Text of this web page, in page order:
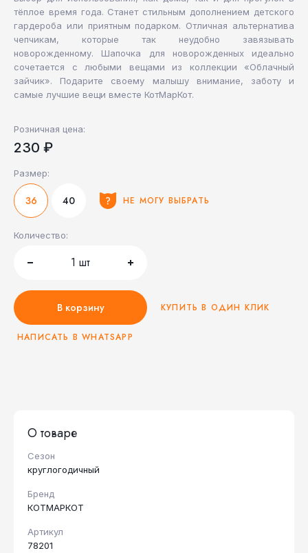
тёплое время года. Станет стильным дополнением детского
гардероба или приятным подарком. Отличная альтернатива
чепчикам, которые так неудобно завязывать
новорожденному. Шапочка для новорожденных идеально
сочетается с любыми вещами из коллекции «Облачный
зайчик». Подарите своему малышу внимание, заботу и
самые лучшие вещи вместе КотМарКот.
Розничная цена:
230 ₽
Размер:
36 40 НЕ МОГУ ВЫБРАТЬ
Количество:
1 шт
В корзину КУПИТЬ В ОДИН КЛИК
НАПИСАТЬ В WHATSAPP
О товаре
Сезон
круглогодичный
Бренд
КОТМАРКОТ
Артикул
78201